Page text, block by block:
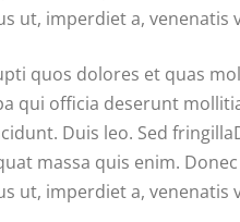
ut, imperdiet a, venenatis
quos dolores et quas
qui officia deserunt
Duis leo. Sed
massa quis enim.
ut, imperdiet a, venenatis